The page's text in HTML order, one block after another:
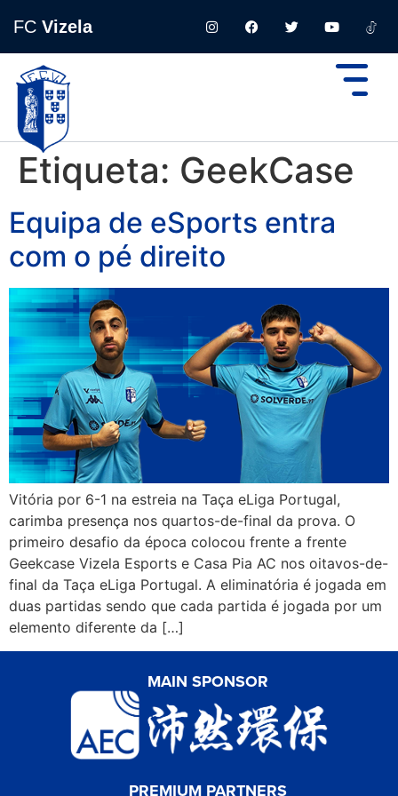
FC Vizela
Etiqueta: GeekCase
Equipa de eSports entra
com o pé direito
Vitória por 6-1 na estreia na Taça eLiga Portugal,
carimba presença nos quartos-de-final da prova. O
primeiro desafio da época colocou frente a frente
Geekcase Vizela Esports e Casa Pia AC nos oitavos-de-
final da Taça eLiga Portugal. A eliminatória é jogada em
duas partidas sendo que cada partida é jogada por um
elemento diferente da […]
MAIN SPONSOR
PREMIUM PARTNERS